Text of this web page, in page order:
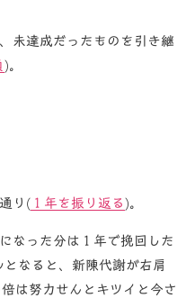
未達成だったものを引き継
)。
り( １年を振り返る )。
なった分は１年で挽回した
なると、新陳代謝が右肩
は努力せんとキツイと今さ